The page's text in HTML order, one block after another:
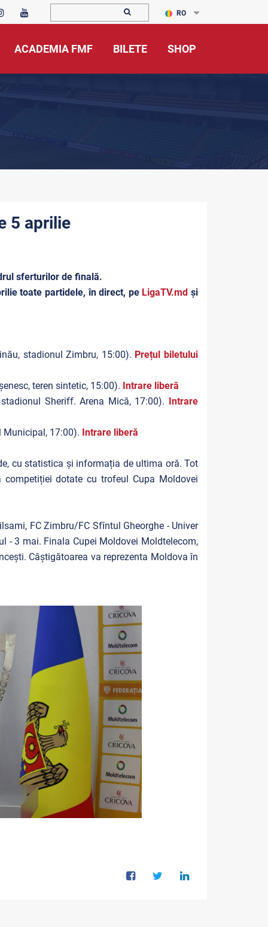
RO
ACADEMIA FMF BILETE SHOP
5 aprilie
sferturilor de finală.
toate partidele, în direct, pe LigaTV.md și
stadionul Zimbru, 15:00). Prețul biletului
teren sintetic, 15:00). Intrare liberă
Sheriff. Arena Mică, 17:00). Intrare
Municipal, 17:00). Intrare liberă
cu statistica și informația de ultima oră. Tot
competiției dotate cu trofeul Cupa Moldovei
FC Zimbru/FC Sfîntul Gheorghe - Univer
- 3 mai. Finala Cupei Moldovei Moldtelecom,
Câștigătoarea va reprezenta Moldova în